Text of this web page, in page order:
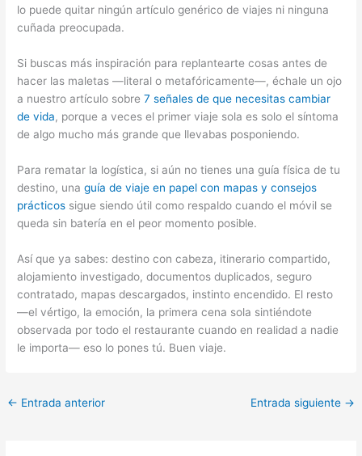
lo puede quitar ningún artículo genérico de viajes ni ninguna
cuñada preocupada.
Si buscas más inspiración para replantearte cosas antes de
hacer las maletas —literal o metafóricamente—, échale un ojo
a nuestro artículo sobre7 señales de que necesitas cambiar
de vida, porque a veces el primer viaje sola es solo el síntoma
de algo mucho más grande que llevabas posponiendo.
Para rematar la logística, si aún no tienes una guía física de tu
destino, unaguía de viaje en papel con mapas y consejos
prácticos sigue siendo útil como respaldo cuando el móvil se
queda sin batería en el peor momento posible.
Así que ya sabes: destino con cabeza, itinerario compartido,
alojamiento investigado, documentos duplicados, seguro
contratado, mapas descargados, instinto encendido. El resto
—el vértigo, la emoción, la primera cena sola sintiéndote
observada por todo el restaurante cuando en realidad a nadie
le importa— eso lo pones tú. Buen viaje.
← Entrada anterior Entrada siguiente →